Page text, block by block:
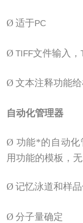
Ø 适于PC
Ø TIFF文件输入，
Ø 文本注释功能给
自动化管理器
Ø 功能*的自动化
用功能的模板，
Ø 记忆泳道和样
Ø 分子量确定